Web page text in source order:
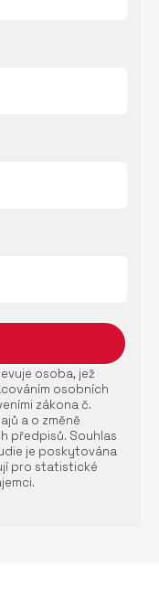
osoba, jež
osobních
zákona č.
a o změně
předpisů. Souhlas
je poskytována
pro statistické